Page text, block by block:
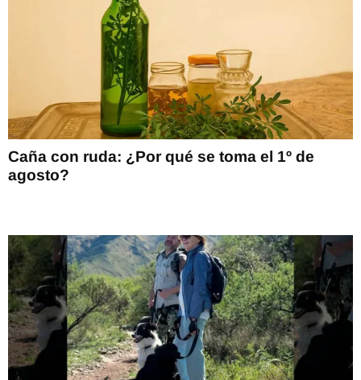
Caña con ruda: ¿Por qué se toma el 1º de
agosto?